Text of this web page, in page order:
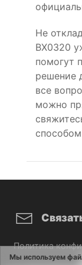
Не
BX0320
помогут
решение
все
можно
Политика
Мы используем